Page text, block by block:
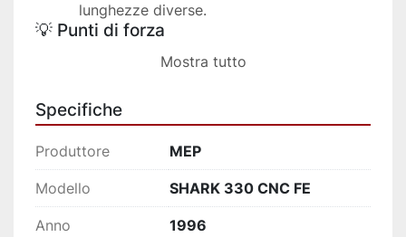
lunghezze diverse.
💡 Punti di forza
precisione e ripetibilità
controllo numerico.
riducendo lo spreco di materiale.
UL e CSA
in materia di sicurezza.
Facilità d’uso grazie alla consolle
ergonomica e alla modalità
semiautomatica dinamica.
Mostra tutto
Specifiche
Produttore MEP
Modello SHARK 330 CNC FE
Anno 1996